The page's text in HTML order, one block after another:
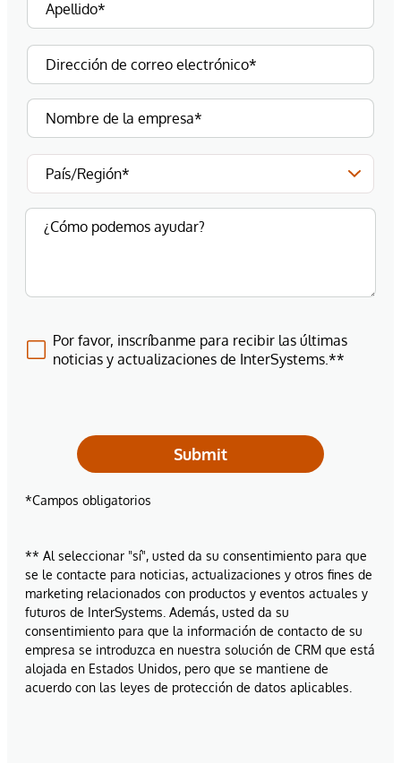
Por favor, inscríbanme para recibir las últimas
noticias y actualizaciones de InterSystems.**
Submit
*Campos obligatorios
** Al seleccionar "sí", usted da su consentimiento para que
se le contacte para noticias, actualizaciones y otros fines de
marketing relacionados con productos y eventos actuales y
futuros de InterSystems. Además, usted da su
consentimiento para que la información de contacto de su
empresa se introduzca en nuestra solución de CRM que está
alojada en Estados Unidos, pero que se mantiene de
acuerdo con las leyes de protección de datos aplicables.